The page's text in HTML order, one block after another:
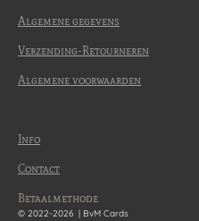
Algemene gegevens
Verzending-Retourneren
Algemene voorwaarden
Info
Contact
Betaalmethode
© 2022-2026 | BvM Cards